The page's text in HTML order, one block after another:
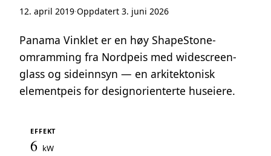
12. april 2019·Oppdatert 3. juni 2026
Panama Vinklet er en høy ShapeStone-
omramming fra Nordpeis med widescreen-
glass og sideinnsyn — en arkitektonisk
elementpeis for designorienterte huseiere.
EFFEKT
6 kW